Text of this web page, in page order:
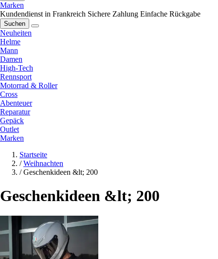
Marken
Kundendienst in Frankreich Sichere Zahlung Einfache Rückgabe
Suchen
Neuheiten
Helme
Mann
Damen
High-Tech
Rennsport
Motorrad & Roller
Cross
Abenteuer
Reparatur
Gepäck
Outlet
Marken
Startseite
/ Weihnachten
/ Geschenkideen &lt; 200
Geschenkideen &lt; 200